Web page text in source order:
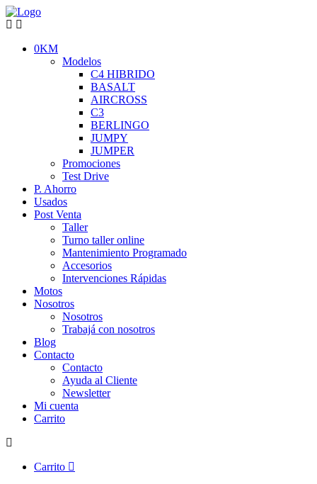
0KM
Modelos
C4 HIBRIDO
BASALT
AIRCROSS
C3
BERLINGO
JUMPY
JUMPER
Promociones
Test Drive
P. Ahorro
Usados
Post Venta
Taller
Turno taller online
Mantenimiento Programado
Accesorios
Intervenciones Rápidas
Motos
Nosotros
Nosotros
Trabajá con nosotros
Blog
Contacto
Contacto
Ayuda al Cliente
Newsletter
Mi cuenta
Carrito
Carrito